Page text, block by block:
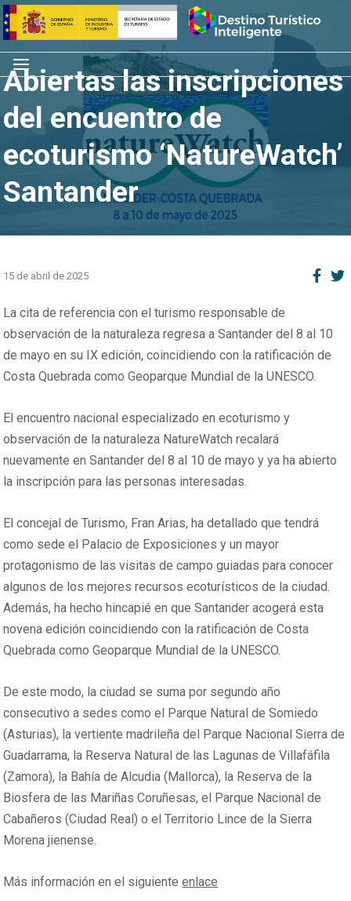
Saltar
al
contenido
Inicio
Menú
Abiertas las inscripciones
del encuentro de
ecoturismo ‘NatureWatch’
Santander
15 de abril de 2025
La cita de referencia con el turismo responsable de
observación de la naturaleza regresa a Santander del 8 al 10
de mayo en su IX edición, coincidiendo con la ratificación de
Costa Quebrada como Geoparque Mundial de la UNESCO.
El encuentro nacional especializado en ecoturismo y
observación de la naturaleza NatureWatch recalará
nuevamente en Santander del 8 al 10 de mayo y ya ha abierto
la inscripción para las personas interesadas.
El concejal de Turismo, Fran Arias, ha detallado que tendrá
como sede el Palacio de Exposiciones y un mayor
protagonismo de las visitas de campo guiadas para conocer
algunos de los mejores recursos ecoturísticos de la ciudad.
Además, ha hecho hincapié en que Santander acogerá esta
novena edición coincidiendo con la ratificación de Costa
Quebrada como Geoparque Mundial de la UNESCO.
De este modo, la ciudad se suma por segundo año
consecutivo a sedes como el Parque Natural de Somiedo
(Asturias), la vertiente madrileña del Parque Nacional Sierra de
Guadarrama, la Reserva Natural de las Lagunas de Villafáfila
(Zamora), la Bahía de Alcudia (Mallorca), la Reserva de la
Biosfera de las Mariñas Coruñesas, el Parque Nacional de
Cabañeros (Ciudad Real) o el Territorio Lince de la Sierra
Morena jienense.
Más información en el siguienteenlace